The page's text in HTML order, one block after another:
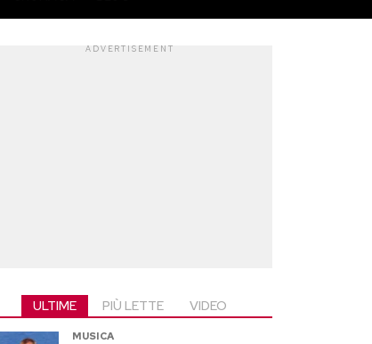
ADVERTISEMENT
ULTIME PIÙ LETTE VIDEO
MUSICA